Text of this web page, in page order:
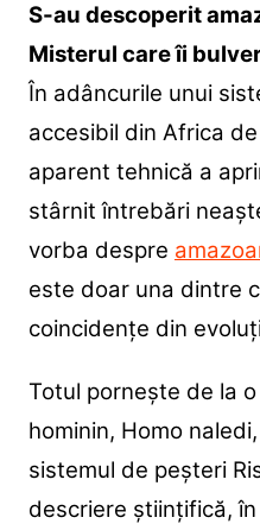
S-au descoperit
Misterul care îi
În adâncurile unui
accesibil din Africa
aparent tehnică a
stârnit întrebări
vorba despre
este doar una dintre
coincidențe din
Totul pornește de la
hominin, Homo
sistemul de peșteri
descriere științifică,